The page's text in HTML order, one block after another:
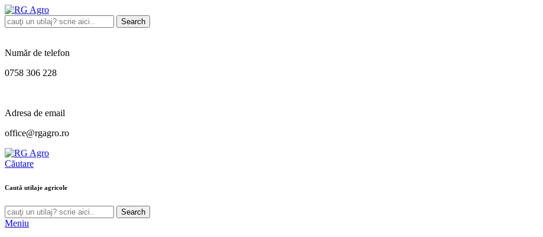
Search
Număr de telefon
0758 306 228
Adresa de email
office@rgagro.ro
Căutare
Caută utilaje agricole
Search
Meniu